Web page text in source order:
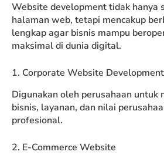
Website development tidak hanya
halaman web, tetapi mencakup
lengkap agar bisnis mampu
maksimal di dunia digital.
1. Corporate Website Development
Digunakan oleh perusahaan untuk
bisnis, layanan, dan nilai
profesional.
2. E-Commerce Website